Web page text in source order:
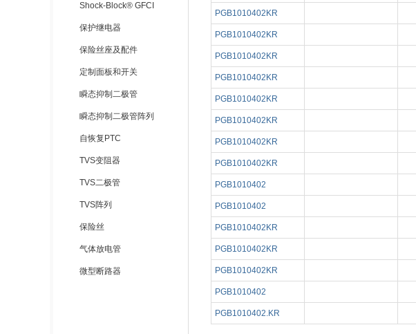
PGB1010402KR
PGB1010402KR
PGB1010402KR
PGB1010402KR
PGB1010402KR
PGB1010402KR
PGB1010402KR
PGB1010402KR
PGB1010402
PGB1010402
PGB1010402KR
PGB1010402KR
PGB1010402KR
PGB1010402
PGB1010402.KR
Shock-Block® GFCI
保护继电器
保险丝座及配件
定制面板和开关
瞬态抑制二极管
瞬态抑制二极管阵列
自恢复PTC
TVS变阻器
TVS二极管
TVS阵列
保险丝
气体放电管
微型断路器